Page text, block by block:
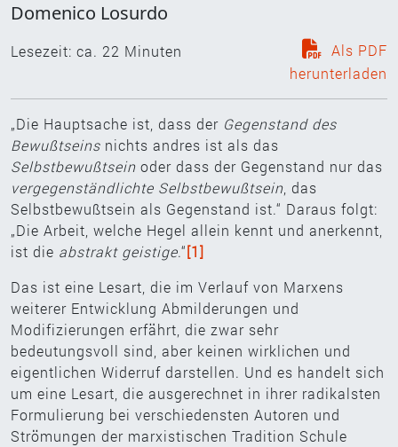
Domenico Losurdo
Lesezeit: ca. 22 Minuten
Als PDF
herunterladen
„Die Hauptsache ist, dass der Gegenstand des
Bewußtseins nichts andres ist als das
Selbstbewußtsein oder dass der Gegenstand nur das
vergegenständlichte Selbstbewußtsein , das
Selbstbewußtsein als Gegenstand ist.“ Daraus folgt:
„Die Arbeit, welche Hegel allein kennt und anerkennt,
ist die abstrakt geistige.“[1]
Das ist eine Lesart, die im Verlauf von Marxens
weiterer Entwicklung Abmilderungen und
Modifizierungen erfährt, die zwar sehr
bedeutungsvoll sind, aber keinen wirklichen und
eigentlichen Widerruf darstellen. Und es handelt sich
um eine Lesart, die ausgerechnet in ihrer radikalsten
Formulierung bei verschiedensten Autoren und
Strömungen der marxistischen Tradition Schule